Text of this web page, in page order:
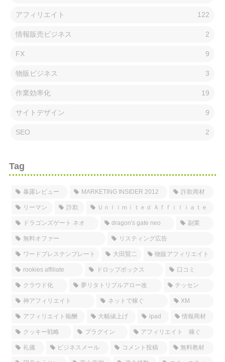
アフィリエイト 122
情報販売ビジネス 2
FX 9
物販ビジネス 3
作業効率化 19
サイトデザイン 9
SEO 2
Tag
暴露レビュー MARKETING INSIDER 2012 詐欺商材
リーマン 詐欺 Ｕｎｌｉｍｉｔｅｄ Ａｆｆｉｌｉａｔｅ
ドラゴンズゲート ネオ dragon's gate neo 副業
無料オファー リスティング広告
ワードプレステンプレート 大田賢二 物販アフィリエイト
rookies affiliate ドロップボックス 口コミ
クラウド化 夢リタトリプルアロー改 テッセン
神アフィリエイト ネットで稼ぐ XM
アフィリエイト報酬 大幅値上げ ipad 情報商材
クッキー戦略 プラグイン アフィリエイト 稼ぐ
礼儀 ビジネスメール コメント投稿 無料教材